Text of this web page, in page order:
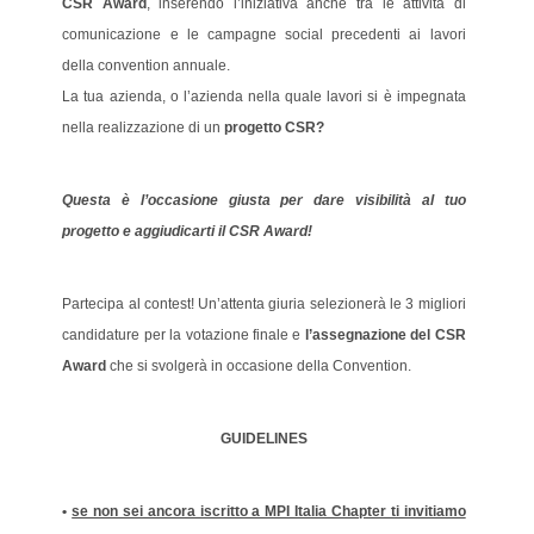
CSR Award , inserendo l’iniziativa anche tra le attività di
comunicazione e le campagne social precedenti ai lavori
della convention annuale.
La tua azienda, o l’azienda nella quale lavori si è impegnata
nella realizzazione di unprogetto CSR?
Questa è l’occasione giusta per dare visibilità al tuo
progetto e aggiudicarti il CSR Award!
Partecipa al contest! Un’attenta giuria selezionerà le 3 migliori
candidature per la votazione finale e l’assegnazione del CSR
Award che si svolgerà in occasione della Convention.
GUIDELINES
• se non sei ancora iscritto a MPI Italia Chapter ti invitiamo